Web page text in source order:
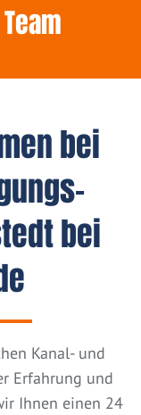
bei
bei
Kanal- und
Erfahrung und
Ihnen einen 24